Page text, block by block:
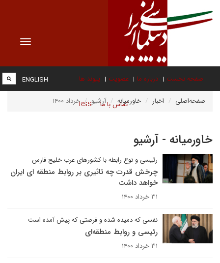
Toggle
صفحه نخست درباره ما عضویت پیوند ها
تماس با ما RSS
ENGLISH
صفحه‌اصلی اخبار خاورمیانه آرشیو خرداد ۱۴۰۰
خاورمیانه - آرشیو
رئیسی و نوع رابطه با کشورهای عرب خلیج فارس
چرخش قدرت چه تاثیری بر روابط منطقه ای ایران
خواهد داشت
۳۱ خرداد ۱۴۰۰
نفسی که دمیده شده و فرصتی که پیش آمده است
رئیسی و روابط منطقه‌ای
۳۱ خرداد ۱۴۰۰